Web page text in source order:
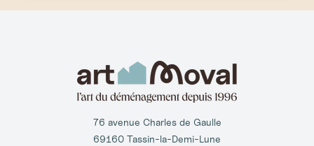
76 avenue Charles de Gaulle
69160 Tassin-la-Demi-Lune